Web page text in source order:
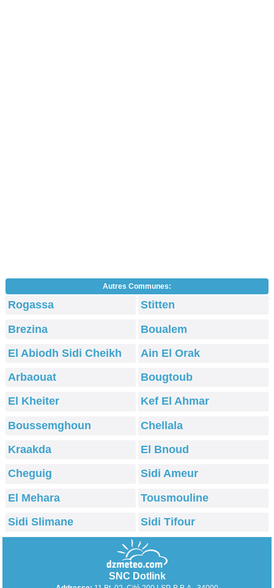
Autres Communes:
Rogassa
Stitten
Brezina
Boualem
El Abiodh Sidi Cheikh
Ain El Orak
Arbaouat
Bougtoub
El Kheiter
Kef El Ahmar
Boussemghoun
Chellala
Kraakda
El Bnoud
Cheguig
Sidi Ameur
El Mehara
Tousmouline
Sidi Slimane
Sidi Tifour
SNC Dotlink